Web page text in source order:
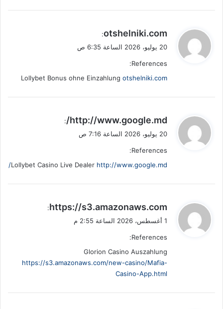
ي
ق
ل
otshelniki.com
:
20 يوليو، 2026 الساعة 6:35 ص
References:
Lollybet Bonus ohne Einzahlung otshelniki.com
ي
ق
ل
http://www.google.md/
:
20 يوليو، 2026 الساعة 7:16 ص
References:
Lollybet Casino Live Dealer http://www.google.md/
ي
ق
ل
https://s3.amazonaws.com
:
1 أغسطس، 2026 الساعة 2:55 م
References:
Glorion Casino Auszahlung
https://s3.amazonaws.com/new-casino/Mafia-
Casino-App.html